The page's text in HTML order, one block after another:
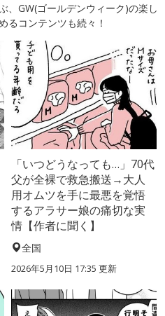
、GW(ゴールデンウィーク)の楽し
るコンテンツも続々！
「いつどうなっても…」70代
父が全裸で救急搬送→大人
用オムツを手に最悪を覚悟
するアラサー娘の痛切な実
情【作者に聞く】
全国
2026年5月10日 17:35 更新